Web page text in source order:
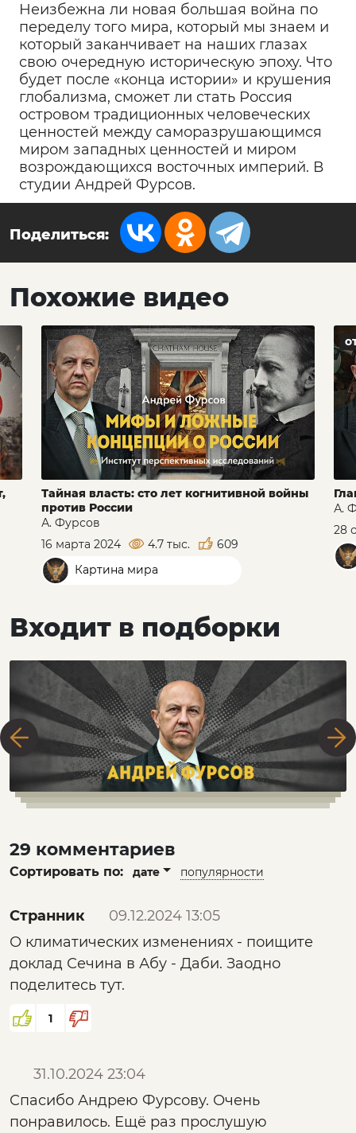
Неизбежна ли новая большая война по
переделу того мира, который мы знаем и
который заканчивает на наших глазах
свою очередную историческую эпоху. Что
будет после «конца истории» и крушения
глобализма, сможет ли стать Россия
островом традиционных человеческих
ценностей между саморазрушающимся
миром западных ценностей и миром
возрождающихся восточных империй. В
студии Андрей Фурсов.
Поделиться:
Похожие видео
Тайная власть: сто лет когнитивной войны
против России
А. Фурсов
16 марта 2024
4.7 тыс.
609
Картина мира
А.
28
Входит в подборки
29 комментариев
Сортировать по: дате популярности
Странник
09.12.2024 13:05
О климатических изменениях - поищите
доклад Сечина в Абу - Даби. Заодно
поделитесь тут.
1
31.10.2024 23:04
Спасибо Андрею Фурсову. Очень
понравилось. Ещё раз прослушую